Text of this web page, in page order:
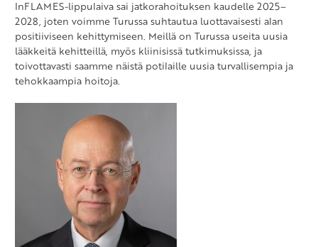
InFLAMES-lippulaiva sai jatkorahoituksen kaudelle 2025–
2028, joten voimme Turussa suhtautua luottavaisesti alan
positiiviseen kehittymiseen. Meillä on Turussa useita uusia
lääkkeitä kehitteillä, myös kliinisissä tutkimuksissa, ja
toivottavasti saamme näistä potilaille uusia turvallisempia ja
tehokkaampia hoitoja.